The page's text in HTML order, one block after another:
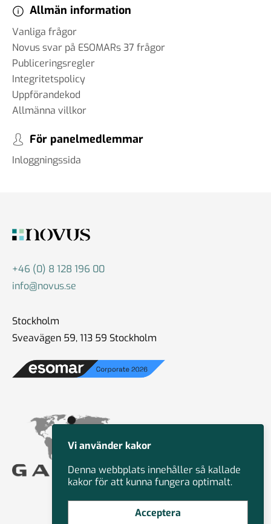
Allmän information
Vanliga frågor
Novus svar på ESOMARs 37 frågor
Publiceringsregler
Integritetspolicy
Uppförandekod
Allmänna villkor
För panelmedlemmar
Inloggningssida
+46 (0) 8 128 196 00
info@novus.se
Stockholm
Sveavägen 59, 113 59 Stockholm
Vi använder kakor
Denna webbplats innehåller så kallade
kakor för att kunna fungera optimalt.
Acceptera